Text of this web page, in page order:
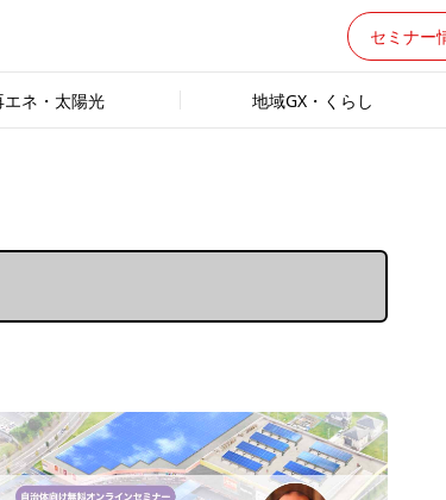
セミナー
エネ・太陽光 地域GX・くらし